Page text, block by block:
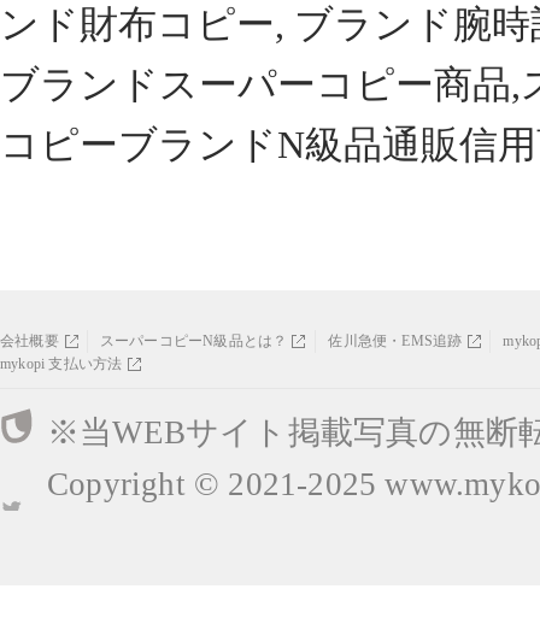
ンド財布コピー, ブランド腕
ブランドスーパーコピー商品
コピーブランドN級品通販信
会社概要 スーパーコピーN級品とは？ 佐川急便・EMS追跡
mykopi 支払い方法
※当WEBサイト掲載写真の無断
Copyright © 2021-2025